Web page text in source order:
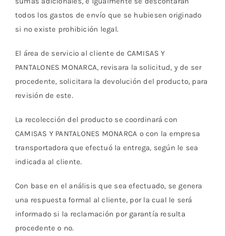
todos los gastos de envío que se hubiesen originado
si no existe prohibición legal.
El área de servicio al cliente de CAMISAS Y
PANTALONES MONARCA, revisara la solicitud, y de ser
procedente, solicitara la devolución del producto, para
revisión de este.
La recolección del producto se coordinará con
CAMISAS Y PANTALONES MONARCA o con la empresa
transportadora que efectuó la entrega, según le sea
indicada al cliente.
Con base en el análisis que sea efectuado, se genera
una respuesta formal al cliente, por la cual le será
informado si la reclamación por garantía resulta
procedente o no.